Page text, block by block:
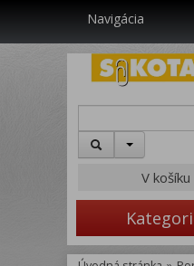
Navigácia
V